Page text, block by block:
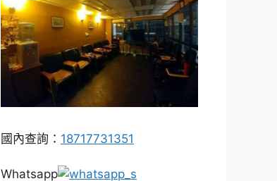
國內查詢： 18717731351
Whatsapp